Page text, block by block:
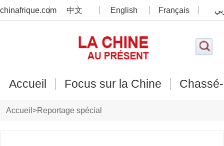
chinafrique.com 中文 English Français
Accueil Focus sur la Chine
Accueil >Reportage spécial